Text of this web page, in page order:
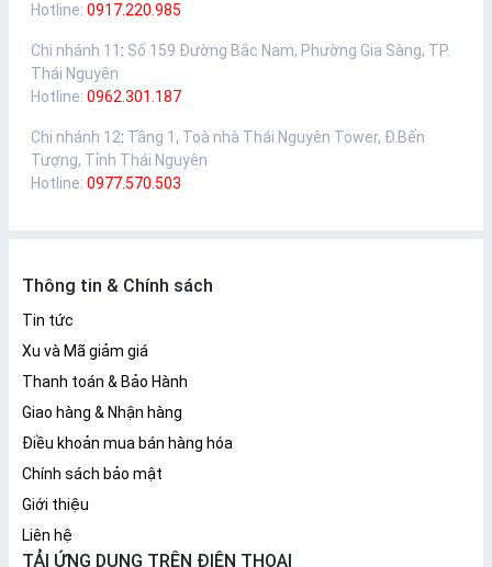
Hotline: 0917.220.985
Chi nhánh 11 : Số 159 Đường Bắc Nam, Phường Gia Sàng, TP.
Thái Nguyên
Hotline: 0962.301.187
Chi nhánh 12: Tầng 1, Toà nhà Thái Nguyên Tower, Đ.Bến
Tượng, Tỉnh Thái Nguyên
Hotline: 0977.570.503
Thông tin & Chính sách
Tin tức
Xu và Mã giảm giá
Thanh toán & Bảo Hành
Giao hàng & Nhận hàng
Điều khoản mua bán hàng hóa
Chính sách bảo mật
Giới thiệu
Liên hệ
TẢI ỨNG DỤNG TRÊN ĐIỆN THOẠI